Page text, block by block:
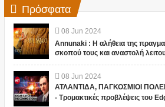
Πρόσφατα
08 Jun 2024
Annunaki : Η αλήθεια της
σκοπού τους και αναστολή
08 Jun 2024
ΑΤΛΑΝΤΙΔΑ, ΠΑΓΚΟΣΜΙΟΙ
- Τρομακτικές προβλέψεις του